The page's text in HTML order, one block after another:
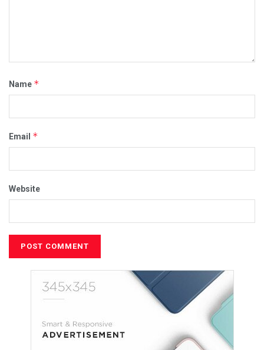
Name *
Email *
Website